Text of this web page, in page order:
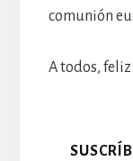
comunión
A todos, feliz